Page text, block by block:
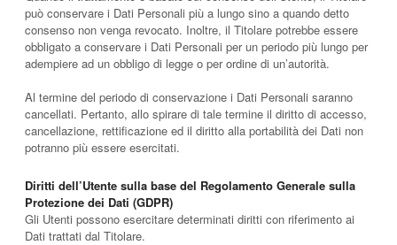
può conservare i Dati Personali più a lungo sino a quando detto
consenso non venga revocato. Inoltre, il Titolare potrebbe essere
obbligato a conservare i Dati Personali per un periodo più lungo per
adempiere ad un obbligo di legge o per ordine di un’autorità.
Al termine del periodo di conservazione i Dati Personali saranno
cancellati. Pertanto, allo spirare di tale termine il diritto di accesso,
cancellazione, rettificazione ed il diritto alla portabilità dei Dati non
potranno più essere esercitati.
Diritti dell’Utente sulla base del Regolamento Generale sulla
Protezione dei Dati (GDPR)
Gli Utenti possono esercitare determinati diritti con riferimento ai
Dati trattati dal Titolare.